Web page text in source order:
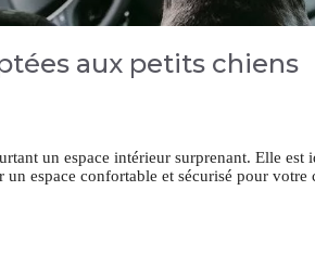
aux petits chiens
un espace intérieur surprenant. Elle est
un espace confortable et sécurisé pour